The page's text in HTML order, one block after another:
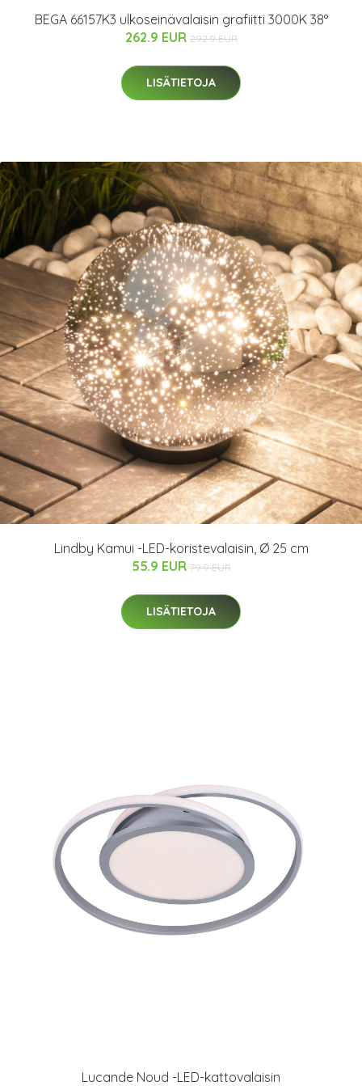
BEGA 66157K3 ulkoseinävalaisin grafiitti 3000K 38°
262.9 EUR 292.9 EUR
LISÄTIETOJA
Lindby Kamui -LED-koristevalaisin, Ø 25 cm
55.9 EUR 79.9 EUR
LISÄTIETOJA
Lucande Noud -LED-kattovalaisin